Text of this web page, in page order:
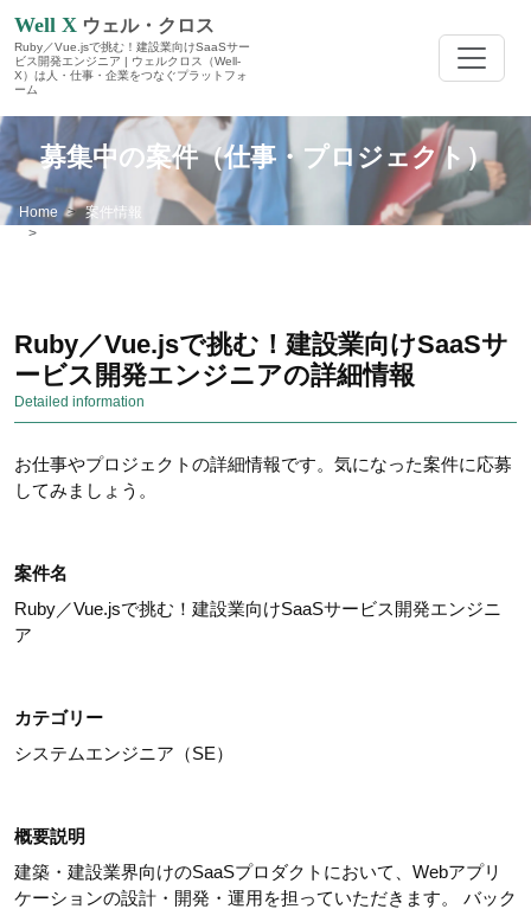
Well X ウェル・クロス
Ruby／Vue.jsで挑む！建設業向けSaaSサー
ビス開発エンジニア | ウェルクロス（Well-
X）は人・仕事・企業をつなぐプラットフォ
ーム
Home
案件情報
募集中の案件（仕事・プロジェクト）
Ruby／Vue.jsで挑む！建設業向けSaaSサ
ービス開発エンジニアの詳細情報
Detailed information
お仕事やプロジェクトの詳細情報です。気になった案件に応募
してみましょう。
案件名
Ruby／Vue.jsで挑む！建設業向けSaaSサービス開発エンジニ
ア
カテゴリー
システムエンジニア（SE）
概要説明
建築・建設業界向けのSaaSプロダクトにおいて、Webアプリ
ケーションの設計・開発・運用を担っていただきます。 バック